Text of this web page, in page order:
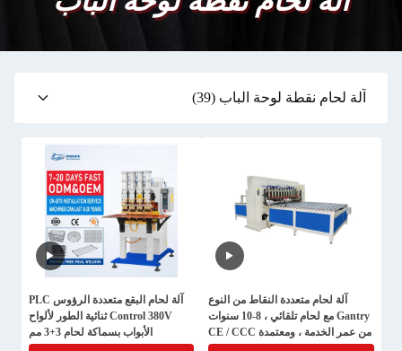
آلة لحام نقطة لوحة الباب (39)
آلة لحام متعددة النقاط من النوع
Gantry مع لحام تلقائي ، 8-10 سنوات
من عمر الخدمة ، ومعتمدة CE / CCC
/ ISO
آلة لحام البقع متعددة الرؤوس PLC
Control 380V ثنائية الطور لألواح
الأبواب بسماكة لحام 3+3 مم